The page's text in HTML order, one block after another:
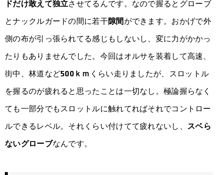
ドだけ敢えて独立させてるんです。なので握るとグローブ
とナックルガードの間に若干隙間ができます。おかげで外
側の布が引っ張られてる感じもしないし、変に力がかかっ
たりもありませんでした。今回はオルサを装着して高速、
街中、林道など500ｋｍ くらい走りましたが、スロットル
を握るのが疲れると思ったことは一切なし。極論握らなく
ても一部分でもスロットルに触れてればそれでコントロー
ルできるレベル。それくらい付けてて疲れないし、 スベら
ないグローブなんです。